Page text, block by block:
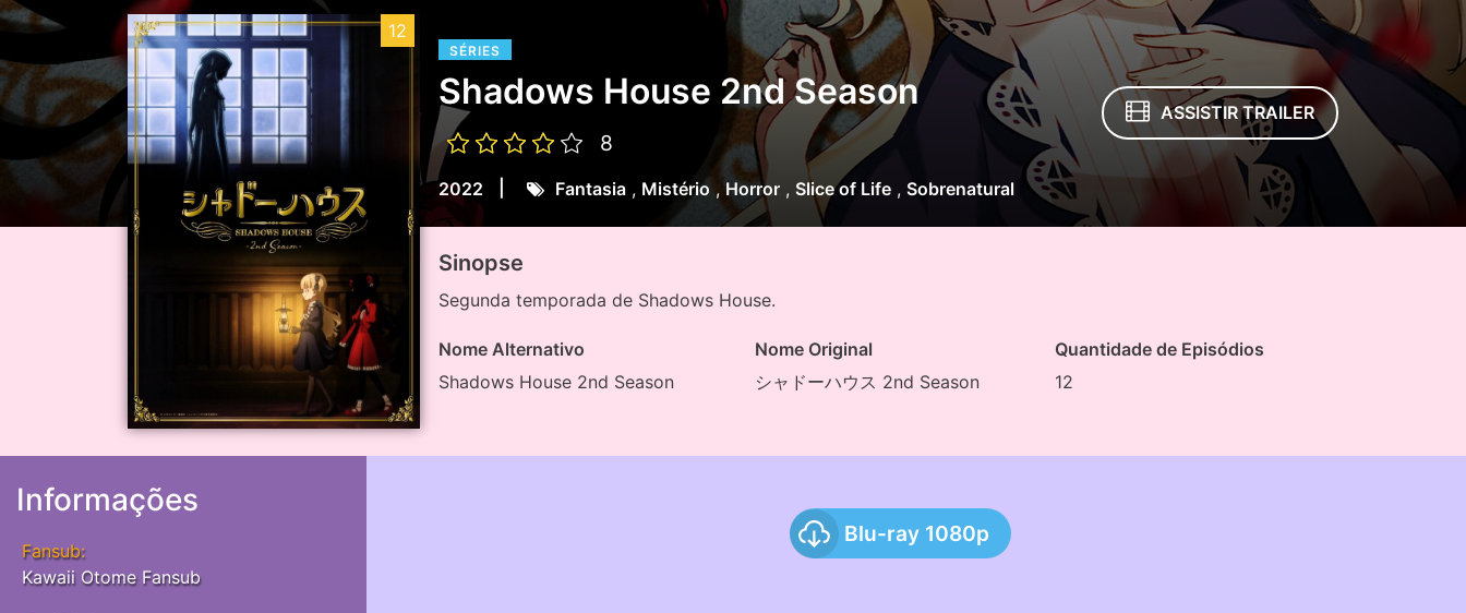
12
SÉRIES
Shadows House 2nd Season
8
2022 Fantasia , Mistério , Horror , Slice of Life , Sobrenatural
ASSISTIR TRAILER
Sinopse
Segunda temporada de Shadows House.
Nome Alternativo
Shadows House 2nd Season
Nome Original
シャドーハウス 2nd Season
Quantidade de Episódios
12
Informações
Fansub:
Kawaii Otome Fansub
Blu-ray 1080p